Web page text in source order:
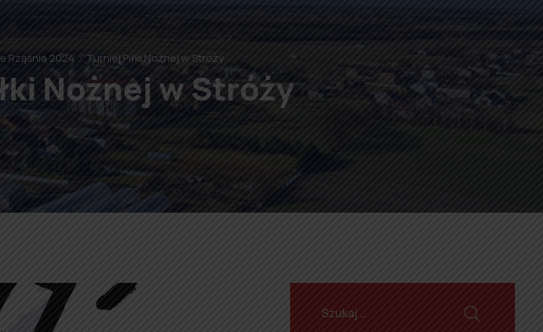
Rząśnia 2024 Turniej Piłki Nożnej w Stróży
Nożnej w Stróży